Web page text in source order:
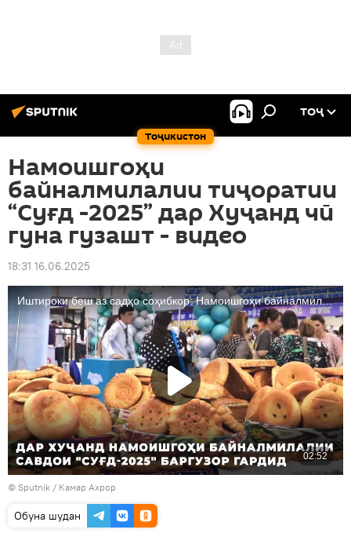
Тоҷикистон
ТОҶ
Намоишгоҳи
байналмилалии тиҷоратии
“Суғд -2025” дар Хуҷанд чӣ
гуна гузашт - видео
18:31 16.06.2025
© Sputnik / Камар Ахрор
Обуна шудан